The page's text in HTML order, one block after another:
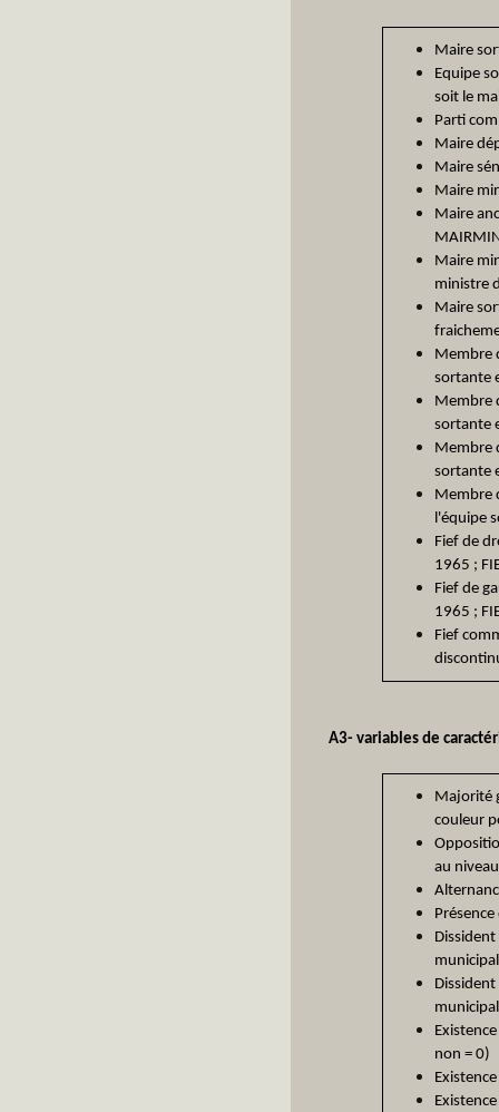
Maire
Equipe
soit le
Parti
Maire
Maire
Maire
Maire
Maire
ministre
Maire
Membre
sortante
Membre
sortante
Membre
sortante
Membre
l'équipe
Fief de
1965 ;
Fief de
1965 ;
Fief
A3- variables de
Majorité
couleur
au
non = 0)